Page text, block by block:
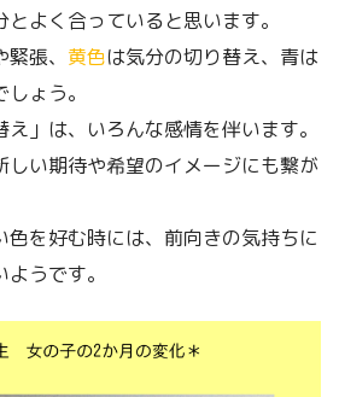
よく合っていると思います。
張、 黄色は気分の切り替え、青は
ょう。
」は、いろんな感情を伴います。
しい期待や希望のイメージにも繋が
色を好む時には、前向きの気持ちに
うです。